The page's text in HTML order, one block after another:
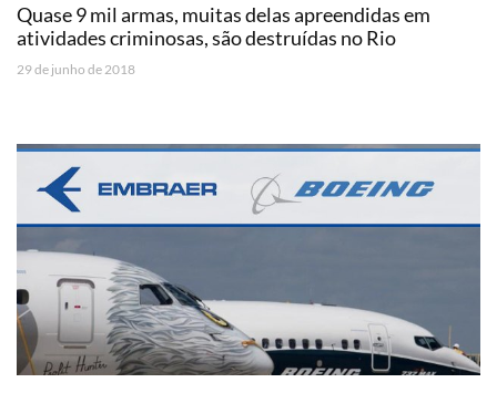
Quase 9 mil armas, muitas delas apreendidas em
atividades criminosas, são destruídas no Rio
29 de junho de 2018